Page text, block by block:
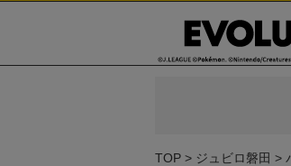
TOP ジュビロ磐田